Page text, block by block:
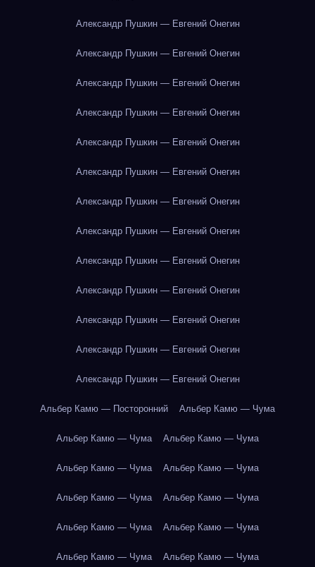
Александр Пушкин — Евгений Онегин
Александр Пушкин — Евгений Онегин
Александр Пушкин — Евгений Онегин
Александр Пушкин — Евгений Онегин
Александр Пушкин — Евгений Онегин
Александр Пушкин — Евгений Онегин
Александр Пушкин — Евгений Онегин
Александр Пушкин — Евгений Онегин
Александр Пушкин — Евгений Онегин
Александр Пушкин — Евгений Онегин
Александр Пушкин — Евгений Онегин
Александр Пушкин — Евгений Онегин
Александр Пушкин — Евгений Онегин
Альбер Камю — Посторонний Альбер Камю — Чума
Альбер Камю — Чума Альбер Камю — Чума
Альбер Камю — Чума Альбер Камю — Чума
Альбер Камю — Чума Альбер Камю — Чума
Альбер Камю — Чума Альбер Камю — Чума
Альбер Камю — Чума Альбер Камю — Чума